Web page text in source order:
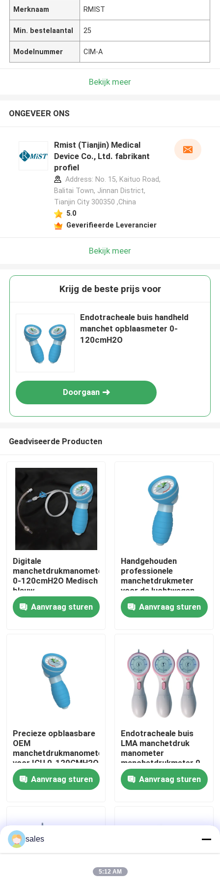
Thuis
VR-show
Kwaliteitscontrole
Contacteer ons
ET Buisluchtroute
Laryngeal Maskerluchtroute
Merknaam RMIST
Min. bestelaantal 25
Modelnummer CIM-A
Bekijk meer
ONGEVEER ONS
Rmist (Tianjin) Medical
Device Co., Ltd. fabrikant
profiel
Address: No. 15, Kaituo Road,
Balitai Town, Jinnan District,
Tianjin City 300350 ,China
5.0
Geverifieerde Leverancier
Bekijk meer
Krijg de beste prijs voor
Endotracheale buis handheld
manchet opblaasmeter 0-
120cmH2O
Doorgaan
Geadviseerde Producten
Digitale
manchetdrukmanometer
0-120cmH2O Medisch
blauw
Aanvraag sturen
Handgehouden
professionele
manchetdrukmeter
voor de luchtwegen
voor ETT LMA 0-
120CMH2O
Aanvraag sturen
Precieze opblaasbare
OEM
manchetdrukmanometer
voor ICU 0-120CMH2O
Aanvraag sturen
Endotracheale buis
LMA manchetdruk
manometer
manchetdrukmeter 0-
120cmH2O
Aanvraag sturen
sales
5:12 AM